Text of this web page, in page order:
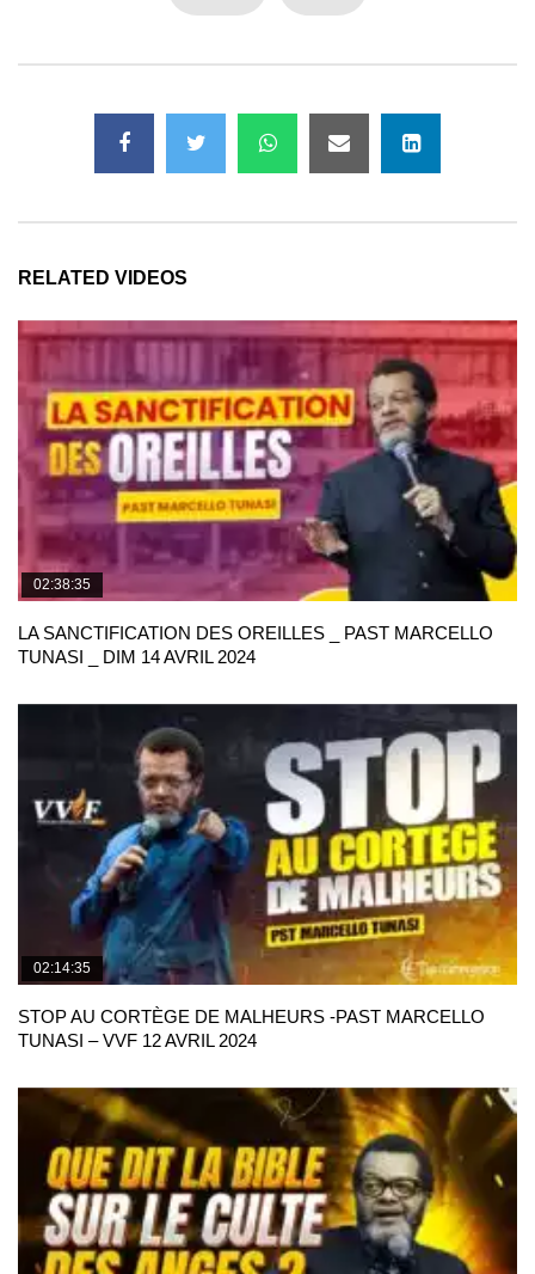
RELATED VIDEOS
02:38:35
LA SANCTIFICATION DES OREILLES _ PAST MARCELLO
TUNASI _ DIM 14 AVRIL 2024
02:14:35
STOP AU CORTÈGE DE MALHEURS -PAST MARCELLO
TUNASI – VVF 12 AVRIL 2024